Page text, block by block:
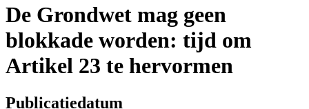
De Grondwet mag geen
blokkade worden: tijd om
Artikel 23 te hervormen
Publicatiedatum